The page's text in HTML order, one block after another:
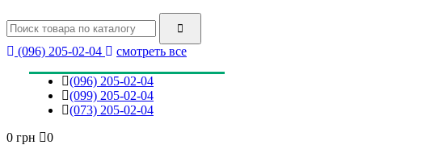
(096) 205-02-04 смотреть все
(096) 205-02-04
(099) 205-02-04
(073) 205-02-04
0 грн
0